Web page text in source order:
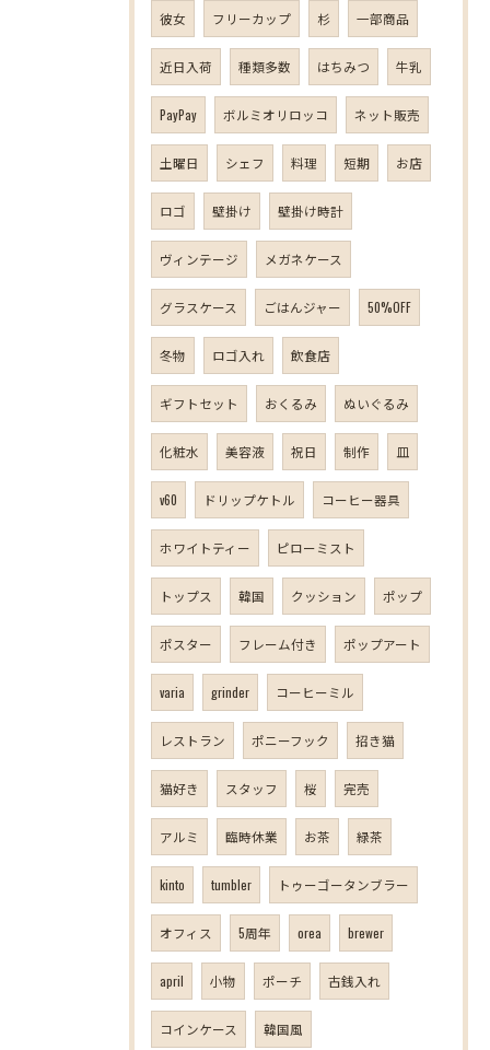
彼女 フリーカップ 杉 一部商品
近日入荷 種類多数 はちみつ 牛乳
PayPay ボルミオリロッコ ネット販売
土曜日 シェフ 料理 短期 お店
ロゴ 壁掛け 壁掛け時計
ヴィンテージ メガネケース
グラスケース ごはんジャー 50%OFF
冬物 ロゴ入れ 飲食店
ギフトセット おくるみ ぬいぐるみ
化粧水 美容液 祝日 制作 皿
v60 ドリップケトル コーヒー器具
ホワイトティー ピローミスト
トップス 韓国 クッション ポップ
ポスター フレーム付き ポップアート
varia grinder コーヒーミル
レストラン ポニーフック 招き猫
猫好き スタッフ 桜 完売
アルミ 臨時休業 お茶 緑茶
kinto tumbler トゥーゴータンブラー
オフィス 5周年 orea brewer
april 小物 ポーチ 古銭入れ
コインケース 韓国風